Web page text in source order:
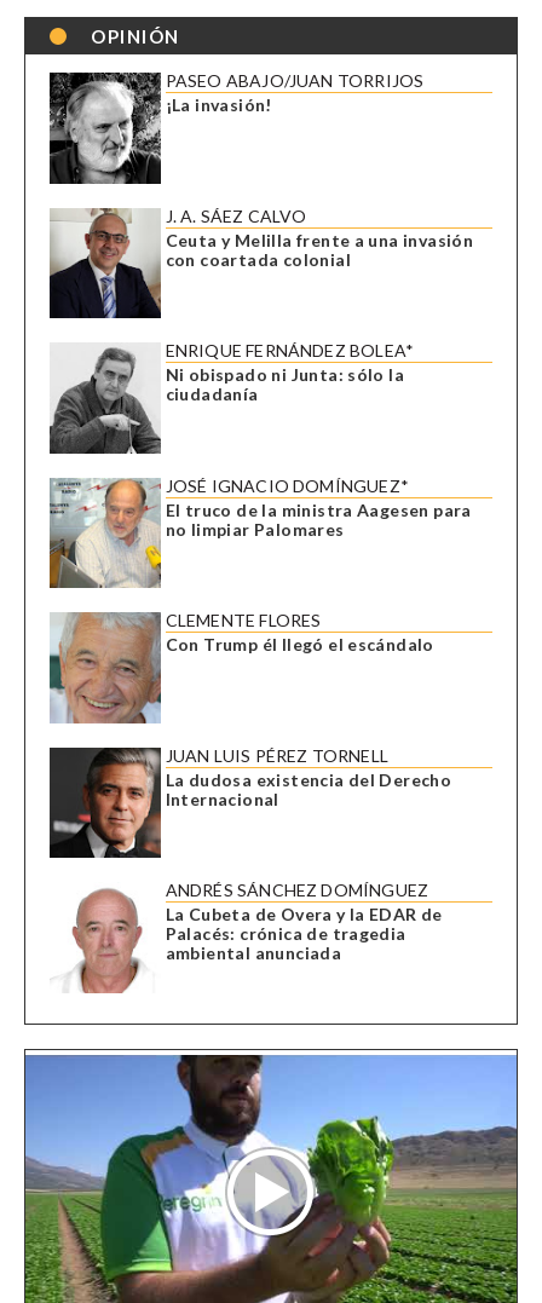
OPINIÓN
PASEO ABAJO/JUAN TORRIJOS
¡La invasión!
J. A. SÁEZ CALVO
Ceuta y Melilla frente a una invasión
con coartada colonial
ENRIQUE FERNÁNDEZ BOLEA*
Ni obispado ni Junta: sólo la
ciudadanía
JOSÉ IGNACIO DOMÍNGUEZ*
El truco de la ministra Aagesen para
no limpiar Palomares
CLEMENTE FLORES
Con Trump él llegó el escándalo
JUAN LUIS PÉREZ TORNELL
La dudosa existencia del Derecho
Internacional
ANDRÉS SÁNCHEZ DOMÍNGUEZ
La Cubeta de Overa y la EDAR de
Palacés: crónica de tragedia
ambiental anunciada